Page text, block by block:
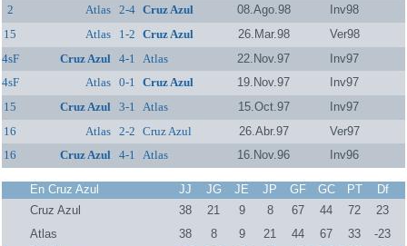
2
Atlas 2-4 Cruz Azul 08.Ago.98
Inv98
15
Atlas 1-2 Cruz Azul 26.Mar.98
Ver98
4sF
Cruz Azul 4-1 Atlas 22.Nov.97
Inv97
4sF
Atlas 0-1 Cruz Azul 19.Nov.97
Inv97
15
Cruz Azul 3-1 Atlas 15.Oct.97
Inv97
16
Atlas 2-2 Cruz Azul 26.Abr.97
Ver97
16
Cruz Azul 4-1 Atlas 16.Nov.96 Inv96
En Cruz Azul JJ JG JE JP GF GC PT
Df
Cruz Azul
38 21 9 8 67 44 72
23
Atlas
38 8 9 21 44 67 33
-23